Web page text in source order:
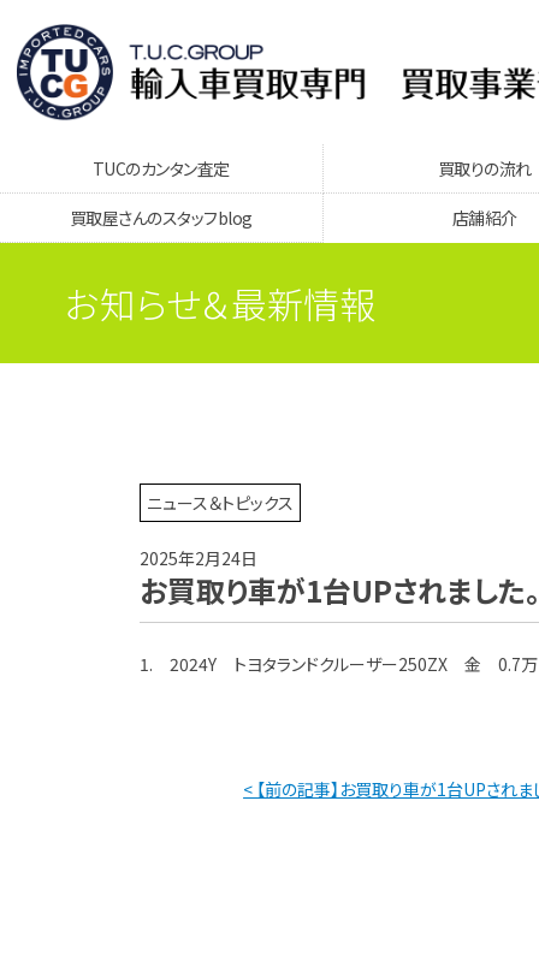
TUCのカンタン査定 買取りの流れ
買取屋さんのスタッフblog 店舗紹介
お知らせ＆最新情報
ニュース＆トピックス
2025年2月24日
お買取り車が1台UPされました。
1. 2024Y トヨタランドクルーザー250ZX 金 0.7万
< 【前の記事】お買取り車が1台UPされま